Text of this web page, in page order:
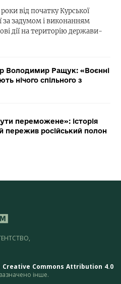
від початку Курської
за задумом і виконанням
дії на територію держави-
Володимир Ращук: «Воєнні
нічого спільного з
переможене»: історія
пережив російський полон
Creative Commons Attribution 4.0
інше.